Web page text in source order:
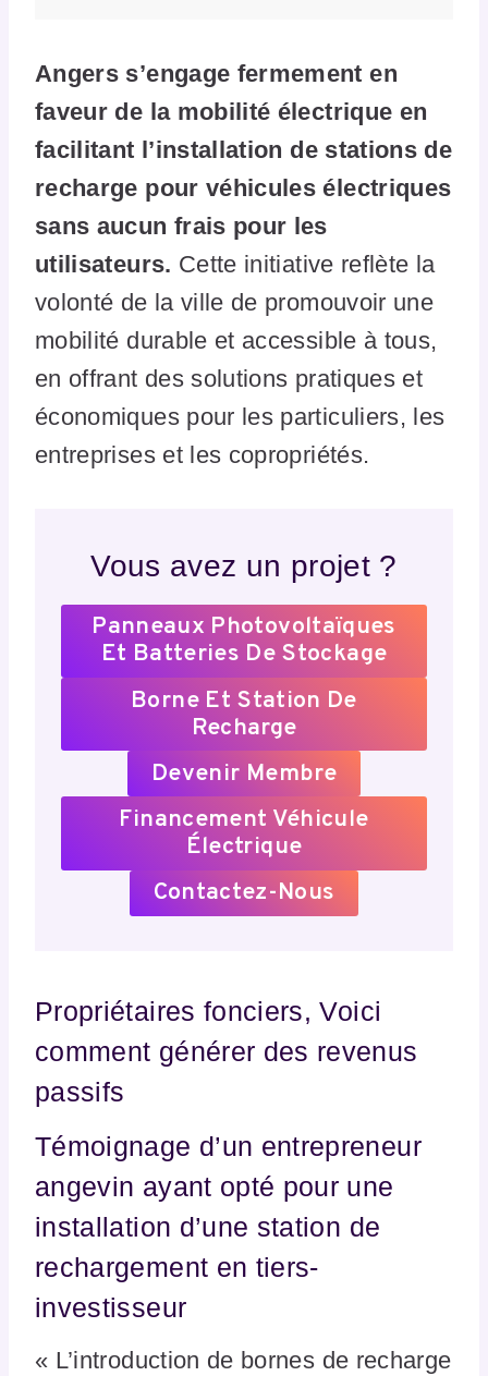
Angers s’engage fermement en
faveur de la mobilité électrique en
facilitant l’installation de stations de
recharge pour véhicules électriques
sans aucun frais pour les
utilisateurs. Cette initiative reflète la
volonté de la ville de promouvoir une
mobilité durable et accessible à tous,
en offrant des solutions pratiques et
économiques pour les particuliers, les
entreprises et les copropriétés.
Vous avez un projet ?
Panneaux Photovoltaïques
Et Batteries De Stockage
Borne Et Station De
Recharge
Devenir Membre
Financement Véhicule
Électrique
Contactez-Nous
Propriétaires fonciers, Voici
comment générer des revenus
passifs
Témoignage d’un entrepreneur
angevin ayant opté pour une
installation d’une station de
rechargement en tiers-
investisseur
« L’introduction de bornes de recharge